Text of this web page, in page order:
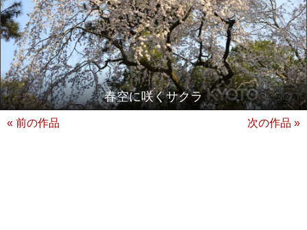
春空に咲くサクラ
« 前の作品 次の作品 »